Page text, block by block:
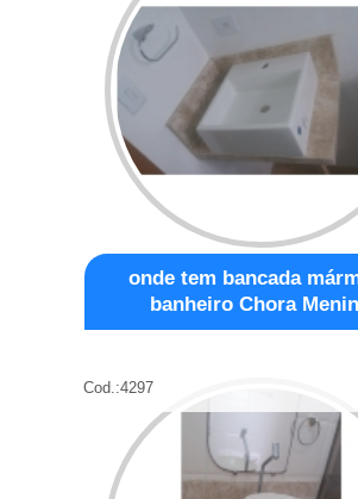
onde tem bancada
banheiro Chora
Cod.:4297